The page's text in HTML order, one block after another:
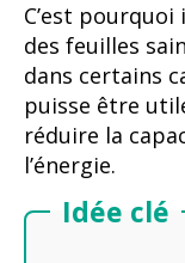
C’est pourquoi
des feuilles
dans certains
puisse être
réduire la
l’énergie.
Idée clé